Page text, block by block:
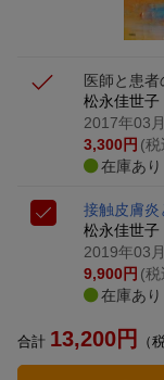
医師と患
松永佳世子
2017年03
3,300円 (税
在庫あり
接触皮膚炎
松永佳世子
2019年03
9,900円 (税
在庫あり
合計 13,200円 （